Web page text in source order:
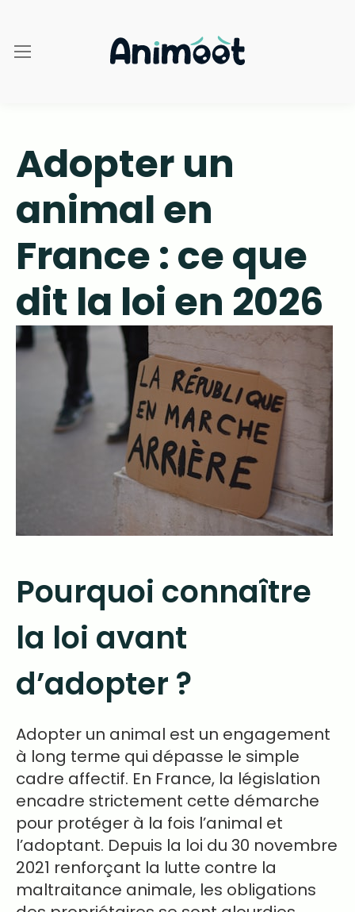
Adopter un
animal en
France : ce que
dit la loi en 2026
Pourquoi connaître
la loi avant
d’adopter ?
Adopter un animal est un engagement
à long terme qui dépasse le simple
cadre affectif. En France, la législation
encadre strictement cette démarche
pour protéger à la fois l’animal et
l’adoptant. Depuis la loi du 30 novembre
2021 renforçant la lutte contre la
maltraitance animale, les obligations